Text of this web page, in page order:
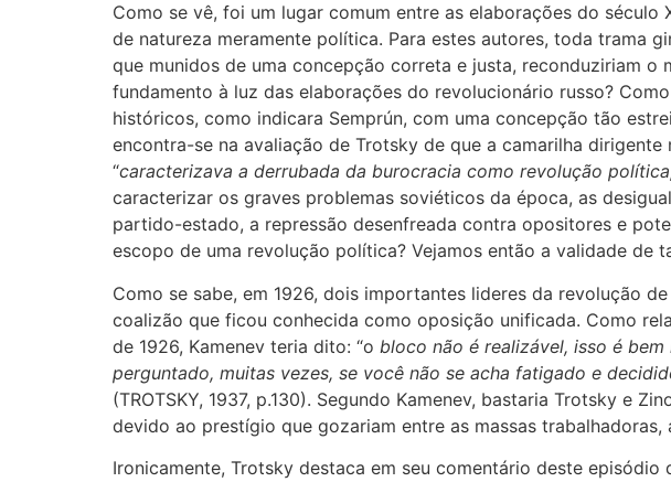
Como se vê, foi um lugar comum entre as elaborações do
de natureza meramente política. Para estes autores, toda trama
que munidos de uma concepção correta e justa, reconduziriam
fundamento à luz das elaborações do revolucionário russo?
históricos, como indicara Semprún, com uma concepção tão
encontra-se na avaliação de Trotsky de que a camarilha
“caracterizava a derrubada da burocracia como revolução
caracterizar os graves problemas soviéticos da época, as
partido-estado, a repressão desenfreada contra opositores e
escopo de uma revolução política? Vejamos então a validade
Como se sabe, em 1926, dois importantes lideres da revolução
coalizão que ficou conhecida como oposição unificada. Como
de 1926, Kamenev teria dito: “o bloco não é realizável, isso é
perguntado, muitas vezes, se você não se acha fatigado e
(TROTSKY, 1937, p.130). Segundo Kamenev, bastaria Trotsky e
devido ao prestígio que gozariam entre as massas
Ironicamente, Trotsky destaca em seu comentário deste episódio